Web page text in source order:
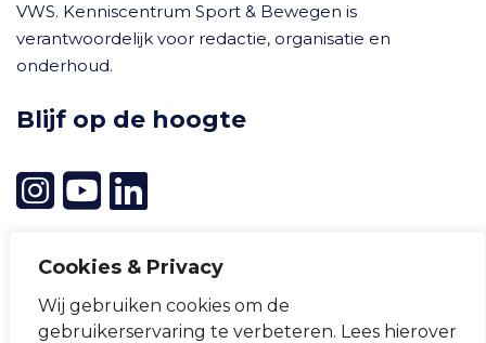
Cookies & Privacy
Wij gebruiken cookies om de
gebruikerservaring te verbeteren. Lees hierover
VWS. Kenniscentrum Sport & Bewegen is
verantwoordelijk voor redactie, organisatie en
onderhoud.
Blijf op de hoogte
Cookievoorkeuren wijzigen
Privacyverklaring
Cookieverklaring Disclaimer